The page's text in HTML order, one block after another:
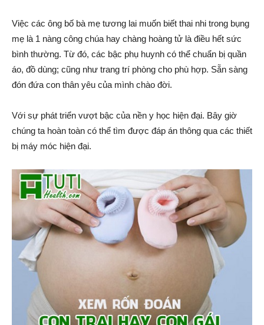
Việc các ông bố bà mẹ tương lai muốn biết thai nhi trong bụng
mẹ là 1 nàng công chúa hay chàng hoàng tử là điều hết sức
bình thường. Từ đó, các bậc phụ huynh có thể chuẩn bị quần
áo, đồ dùng; cũng như trang trí phòng cho phù hợp. Sẵn sàng
đón đứa con thân yêu của mình chào đời.
Với sự phát triển vượt bậc của nền y học hiện đại. Bây giờ
chúng ta hoàn toàn có thể tìm được đáp án thông qua các thiết
bị máy móc hiện đại.